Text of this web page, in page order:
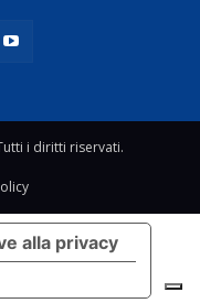
i diritti riservati.
alla privacy